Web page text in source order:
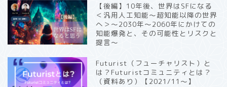
【後編】10年後、世界はSFになる
＜汎用人工知能〜超知能以降の世界
へ＞〜2030年〜2060年にかけての
知能爆発と、その可能性とリスクと
提言〜
Futurist（フューチャリスト）と
は？Futuristコミュニティとは？
（資料あり）【2021/11〜】